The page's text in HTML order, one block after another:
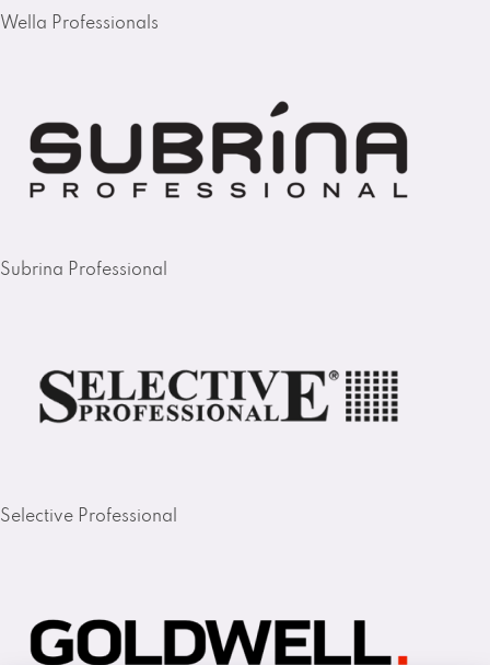
Wella Professionals
Subrina Professional
Selective Professional